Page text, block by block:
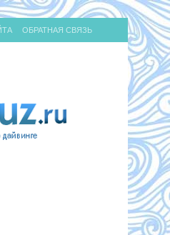
ОБРАТНАЯ СВЯЗЬ